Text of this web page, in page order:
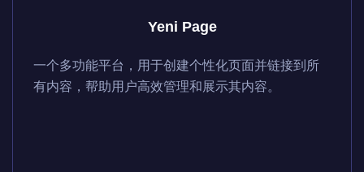
Yeni Page
一个多功能平台，用于创建个性化页面并链接到所
有内容，帮助用户高效管理和展示其内容。